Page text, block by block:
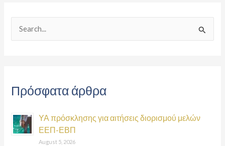
c
f
o
Πρόσφατα άρθρα
ΥΑ πρόσκλησης για αιτήσεις διορισμού μελών
ΕΕΠ-ΕΒΠ
August 5, 2026